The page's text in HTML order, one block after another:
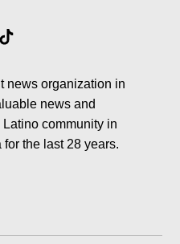
Tik
news organization in
news and
community in
the last 28 years.